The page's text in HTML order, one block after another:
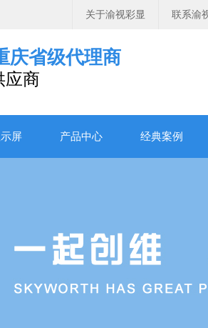
关于渝视彩显 联系渝
庆省级代理商
应商
屏 产品中心 经典案例